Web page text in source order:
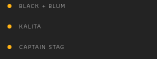
BLACK + BLUM
KALITA
CAPTAIN STAG